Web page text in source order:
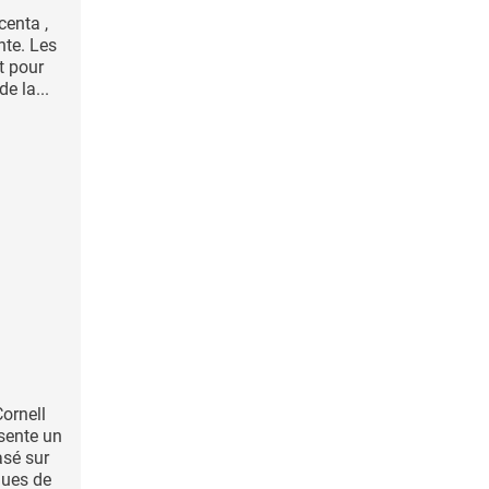
,
Les
pour
la...
un
sur
de